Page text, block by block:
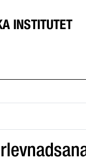
INSTITUTET